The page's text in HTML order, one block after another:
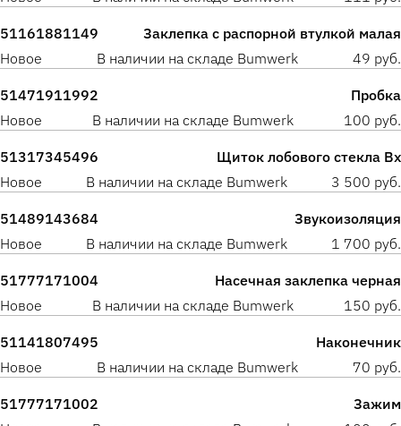
51161881149
Заклепка с распорной втулкой малая
Новое
В наличии на складе Bumwerk 49 руб.
51471911992
Пробка
Новое
В наличии на складе Bumwerk 100 руб.
51317345496
Щиток лобового стекла Вх
Новое
В наличии на складе Bumwerk 3 500 руб.
51489143684
Звукоизоляция
Новое
В наличии на складе Bumwerk 1 700 руб.
51777171004
Насечная заклепка черная
Новое
В наличии на складе Bumwerk 150 руб.
51141807495
Наконечник
Новое
В наличии на складе Bumwerk 70 руб.
51777171002
Зажим